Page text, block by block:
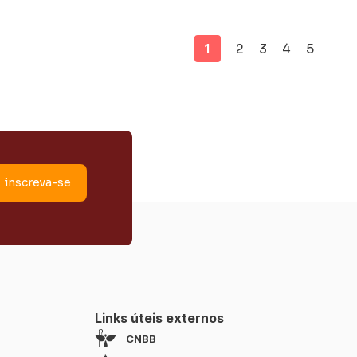
junho, no Centro Cultural de
1 2 3 4 5
Links úteis externos
CNBB